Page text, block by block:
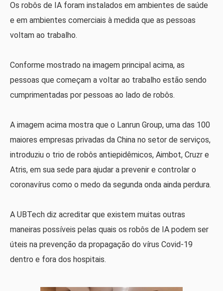
Os robôs de IA foram instalados em ambientes de saúde
e em ambientes comerciais à medida que as pessoas
voltam ao trabalho.
Conforme mostrado na imagem principal acima, as
pessoas que começam a voltar ao trabalho estão sendo
cumprimentadas por pessoas ao lado de robôs.
A imagem acima mostra que o Lanrun Group, uma das 100
maiores empresas privadas da China no setor de serviços,
introduziu o trio de robôs antiepidêmicos, Aimbot, Cruzr e
Atris, em sua sede para ajudar a prevenir e controlar o
coronavírus como o medo da segunda onda ainda perdura.
A UBTech diz acreditar que existem muitas outras
maneiras possíveis pelas quais os robôs de IA podem ser
úteis na prevenção da propagação do vírus Covid-19
dentro e fora dos hospitais.